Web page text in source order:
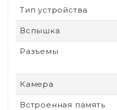
Тип устройства
Вспышка
Разъемы
Камера
Встроенная память